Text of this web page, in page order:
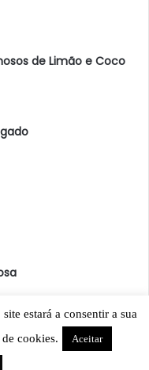
de Limão e Coco
estará a consentir a sua
cookies.
Aceitar